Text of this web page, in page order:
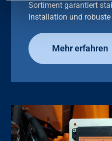
Sortiment garantiert
Installation und
Mehr erfahren